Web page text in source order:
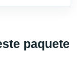
paquete